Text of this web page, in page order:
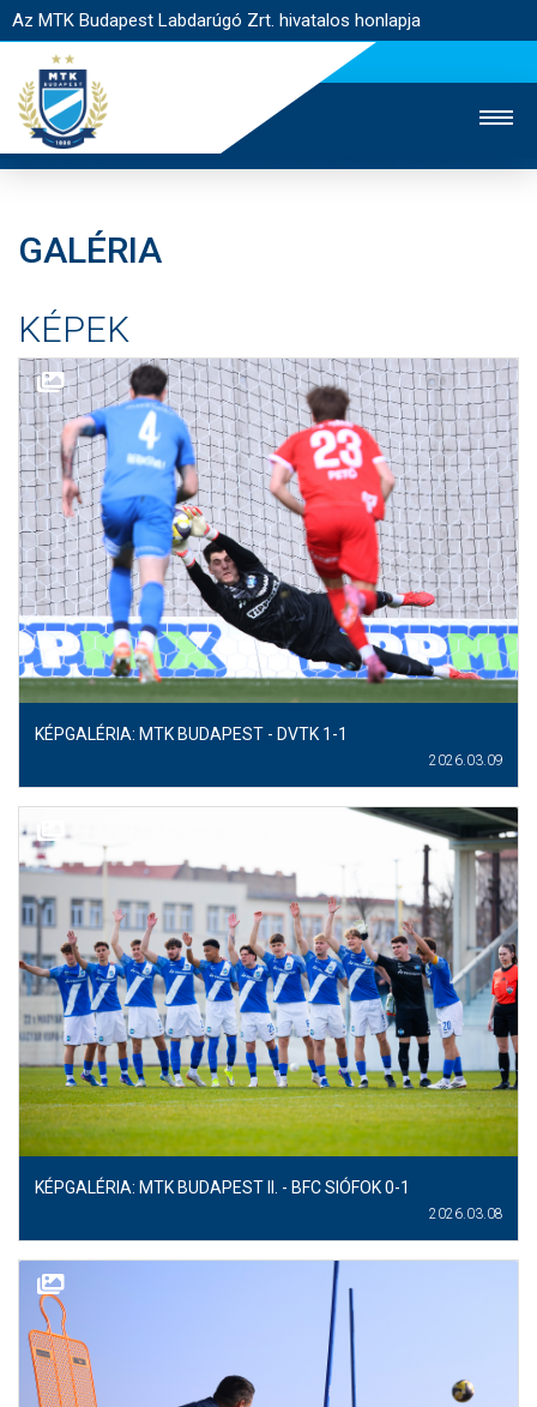
Az MTK Budapest Labdarúgó Zrt. hivatalos honlapja
JEGYÉRTÉKESÍTÉS
EGYESÜLET
KAPCSOLAT
NYITÓLAP
HÍREK
CSAPATOK
MÉRKŐZÉSEK
KLUB
GALÉRIA
GALÉRIA
KÉPEK
KÉPGALÉRIA: MTK BUDAPEST - DVTK 1-1
2026.03.09
KÉPGALÉRIA: MTK BUDAPEST II. - BFC SIÓFOK 0-1
2026.03.08